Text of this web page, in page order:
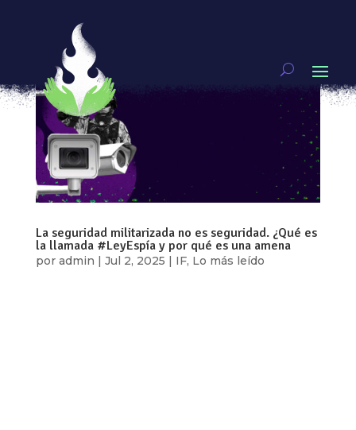
La seguridad militarizada no es seguridad. ¿Qué es
la llamada #LeyEspía y por qué es una amena
por admin | Jul 2, 2025 | IF, Lo más leído